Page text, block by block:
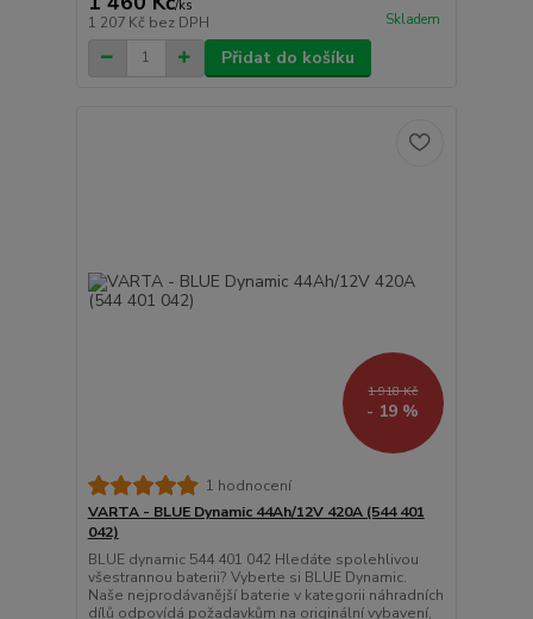
/ks
1 207 Kč bez DPH Skladem
Přidat do košíku
1 918 Kč
- 19 %
1 hodnocení
VARTA - BLUE Dynamic 44Ah/12V 420A (544 401
042)
BLUE dynamic 544 401 042 Hledáte spolehlivou
všestrannou baterii? Vyberte si BLUE Dynamic.
Naše nejprodávanější baterie v kategorii náhradních
dílů odpovídá požadavkům na originální vybavení,